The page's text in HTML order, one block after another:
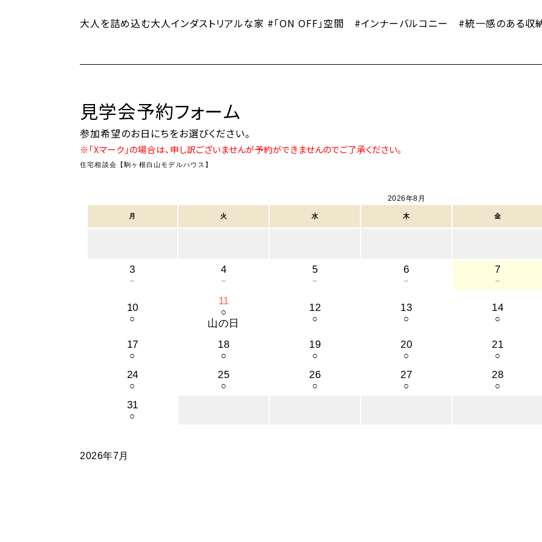
大人を詰め込む大人インダストリアルな家 #「ON OFF」空間 #インナーバルコニー #統一感のある収
見学会予約フォーム
参加希望のお日にちをお選びください。
※「Xマーク」の場合は、申し訳ございませんが予約ができませんのでご了承ください。
住宅相談会【駒ヶ根白山モデルハウス】
2026年8月
月 火 水 木 金
3
－
4
－
5
－
6
－
7
－
10
○
11
○
山の日
12
○
13
○
14
○
17
○
18
○
19
○
20
○
21
○
24
○
25
○
26
○
27
○
28
○
31
○
2026年7月